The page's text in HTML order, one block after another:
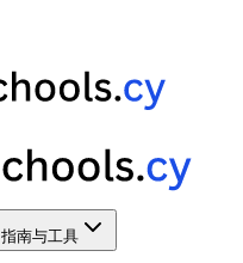
指南与工具